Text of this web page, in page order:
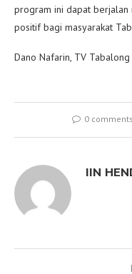
program ini dapat berjalan
positif bagi masyarakat
Dano Nafarin, TV
0 comments
IIN